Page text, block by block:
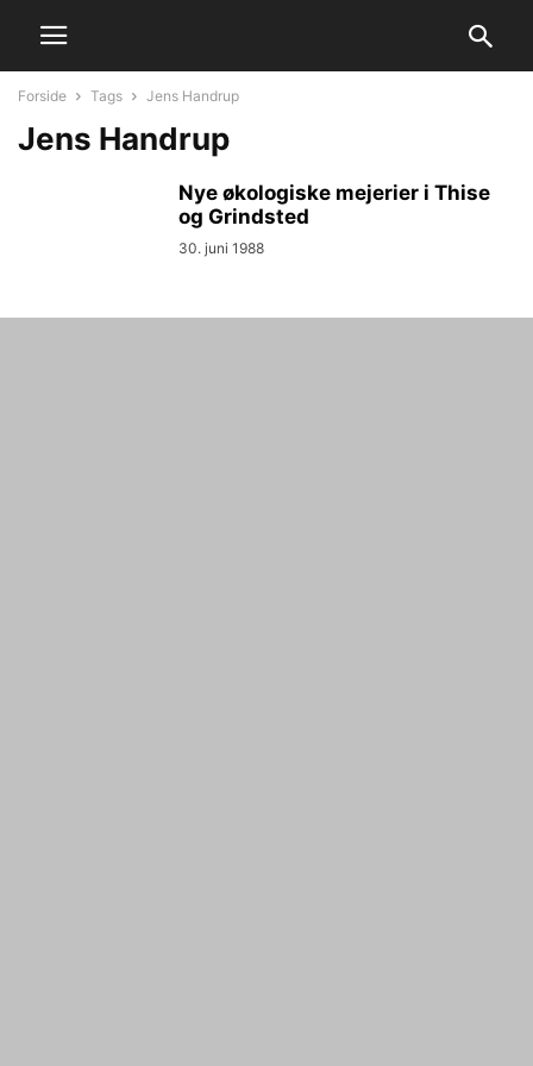
Forside Tags Jens Handrup
Jens Handrup
Nye økologiske mejerier i Thise
og Grindsted
30. juni 1988